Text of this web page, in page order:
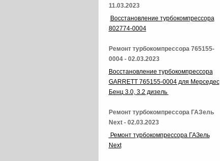
11.03.2023
Восстановление турбокомпрессора
802774-0004
Ремонт турбокомпрессора 765155-
0004 - 02.03.2023
Восстановление турбокомпрессора
GARRETT 765155-0004 для Мерседес
Бенц 3.0, 3.2 дизель
Ремонт турбокомпрессора ГАЗель
Next - 02.03.2023
Ремонт турбокомпрессора ГАЗель
Next